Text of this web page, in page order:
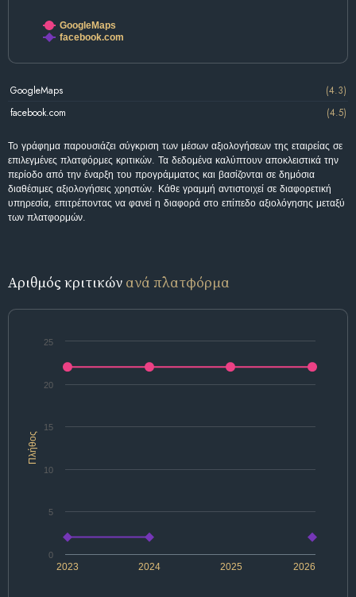
GoogleMaps
facebook.com
GoogleMaps
(4.3)
facebook.com
(4.5)
Το γράφημα παρουσιάζει σύγκριση των μέσων αξιολογήσεων της εταιρείας σε
επιλεγμένες πλατφόρμες κριτικών. Τα δεδομένα καλύπτουν αποκλειστικά την
περίοδο από την έναρξη του προγράμματος και βασίζονται σε δημόσια
διαθέσιμες αξιολογήσεις χρηστών. Κάθε γραμμή αντιστοιχεί σε διαφορετική
υπηρεσία, επιτρέποντας να φανεί η διαφορά στο επίπεδο αξιολόγησης μεταξύ
των πλατφορμών.
Αριθμός κριτικών ανά πλατφόρμα
Πλήθος
2024 2026
2023 2025
0
5
10
15
20
25